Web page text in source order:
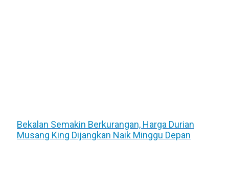
Bekalan Semakin Berkurangan, Harga Durian
Musang King Dijangkan Naik Minggu Depan